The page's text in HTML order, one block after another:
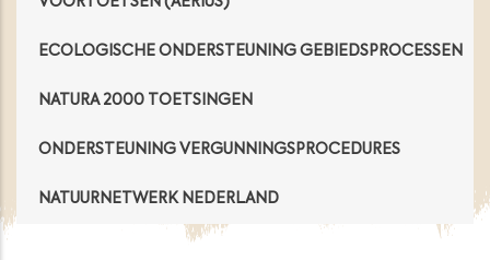
ECOLOGISCHE ONDERSTEUNING GEBIEDSPROCESSEN
NATURA 2000 TOETSINGEN
ONDERSTEUNING VERGUNNINGSPROCEDURES
NATUURNETWERK NEDERLAND